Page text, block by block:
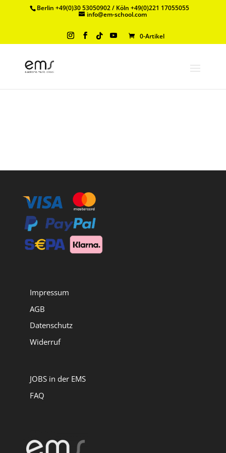
Berlin +49(0)30 53050902 / Köln +49(0)221 17055055
info@em-school.com
0-Artikel
Impressum
AGB
Datenschutz
Widerruf
JOBS in der EMS
FAQ